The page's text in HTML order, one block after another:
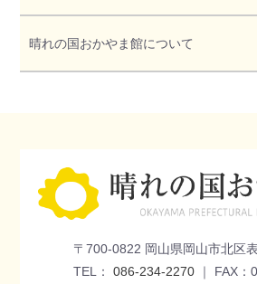
晴れの国おかやま館について
〒700-0822 岡山県岡山市北区
TEL： 086-234-2270 ｜ FAX